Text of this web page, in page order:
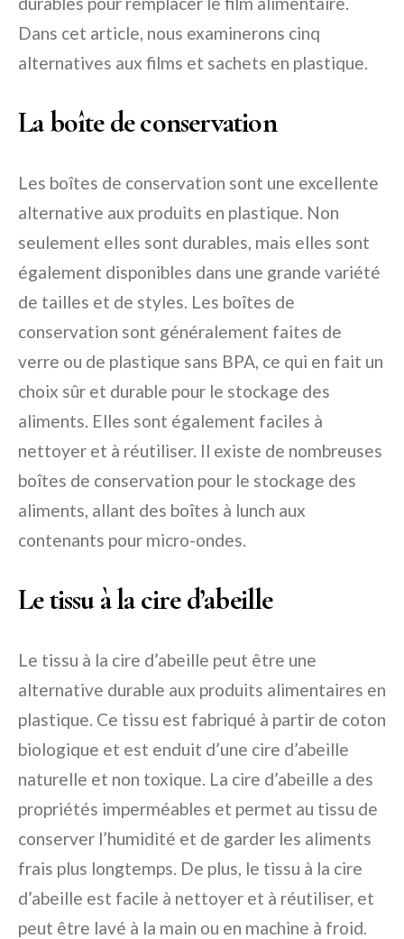
Dans cet article, nous examinerons cinq
alternatives aux films et sachets en plastique.
La boîte de conservation
Les boîtes de conservation sont une excellente
alternative aux produits en plastique. Non
seulement elles sont durables, mais elles sont
également disponibles dans une grande variété
de tailles et de styles. Les boîtes de
conservation sont généralement faites de
verre ou de plastique sans BPA, ce qui en fait un
choix sûr et durable pour le stockage des
aliments. Elles sont également faciles à
nettoyer et à réutiliser. Il existe de nombreuses
boîtes de conservation pour le stockage des
aliments, allant des boîtes à lunch aux
contenants pour micro-ondes.
Le tissu à la cire d’abeille
Le tissu à la cire d’abeille peut être une
alternative durable aux produits alimentaires en
plastique. Ce tissu est fabriqué à partir de coton
biologique et est enduit d’une cire d’abeille
naturelle et non toxique. La cire d’abeille a des
propriétés imperméables et permet au tissu de
conserver l’humidité et de garder les aliments
frais plus longtemps. De plus, le tissu à la cire
d’abeille est facile à nettoyer et à réutiliser, et
peut être lavé à la main ou en machine à froid.